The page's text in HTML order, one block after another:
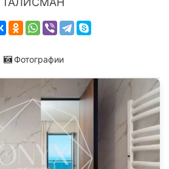
Фотографии